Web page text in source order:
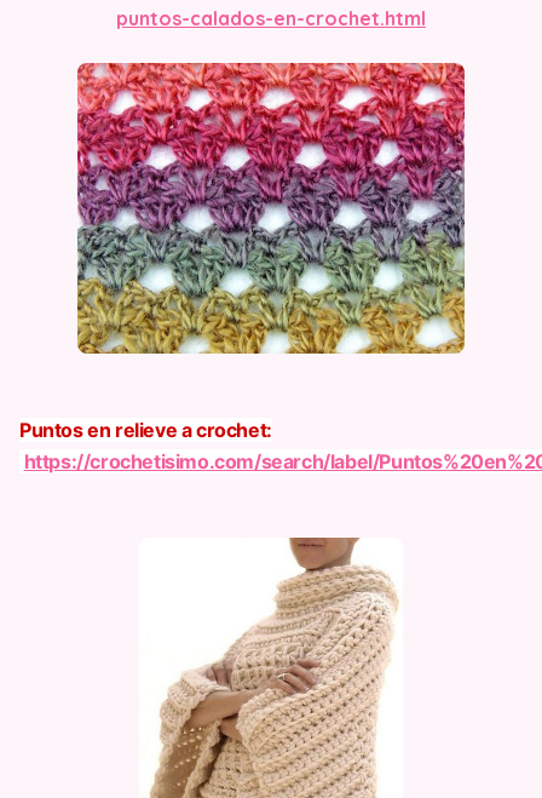
puntos-calados-en-crochet.html
Puntos en relieve a crochet:
https://crochetisimo.com/search/label/